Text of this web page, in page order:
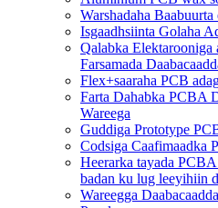
Warshadaha Baabuurta
Isgaadhsiinta Golaha
Qalabka Elektarooniga
Farsamada
Flex+saaraha PCB
Farta Dahabka PCBA
Wareega
Guddiga Prototype
Codsiga Caafimaadka
Heerarka tayada
badan ku lug leeyihiin
Wareegga